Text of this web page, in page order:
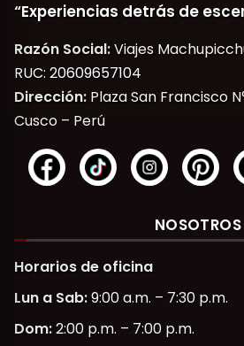
“Experiencias detrás de
Razón Social:Viajes
RUC: 20609657104
Dirección: Plaza San Francisco
Cusco – Perú
NOSOTROS
Horarios de oficina
Lun a Sab:9:00 a.m. – 7:30 p.m.
Dom:2:00 p.m. – 7:00 p.m.